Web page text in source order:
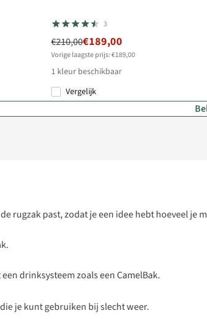
3
€210,00€189,00
Vorige laagste prijs: €189,00
1 kleur beschikbaar
Vergelijk
rugzak past, zodat je een idee hebt hoeveel je
drinksysteem zoals een CamelBak.
je kunt gebruiken bij slecht weer.